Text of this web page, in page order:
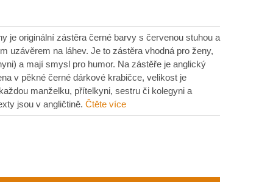
je originální zástěra černé barvy s červenou stuhou a
uzávěrem na láhev. Je to zástěra vhodná pro ženy,
a mají smysl pro humor. Na zástěře je anglický
v pěkné černé dárkové krabičce, velikost je
manželku, přítelkyni, sestru či kolegyni a
jsou v angličtině. Čtěte více